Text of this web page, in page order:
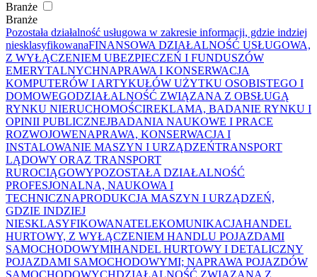
Branże
Branże
Pozostała działalność usługowa w zakresie informacji, gdzie indziej
niesklasyfikowanaFINANSOWA DZIAŁALNOŚĆ USŁUGOWA,
Z WYŁĄCZENIEM UBEZPIECZEŃ I FUNDUSZÓW
EMERYTALNYCHNAPRAWA I KONSERWACJA
KOMPUTERÓW I ARTYKUŁÓW UŻYTKU OSOBISTEGO I
DOMOWEGODZIAŁALNOŚĆ ZWIĄZANA Z OBSŁUGĄ
RYNKU NIERUCHOMOŚCIREKLAMA, BADANIE RYNKU I
OPINII PUBLICZNEJBADANIA NAUKOWE I PRACE
ROZWOJOWENAPRAWA, KONSERWACJA I
INSTALOWANIE MASZYN I URZĄDZEŃTRANSPORT
LĄDOWY ORAZ TRANSPORT
RUROCIĄGOWYPOZOSTAŁA DZIAŁALNOŚĆ
PROFESJONALNA, NAUKOWA I
TECHNICZNAPRODUKCJA MASZYN I URZĄDZEŃ,
GDZIE INDZIEJ
NIESKLASYFIKOWANATELEKOMUNIKACJAHANDEL
HURTOWY, Z WYŁĄCZENIEM HANDLU POJAZDAMI
SAMOCHODOWYMIHANDEL HURTOWY I DETALICZNY
POJAZDAMI SAMOCHODOWYMI; NAPRAWA POJAZDÓW